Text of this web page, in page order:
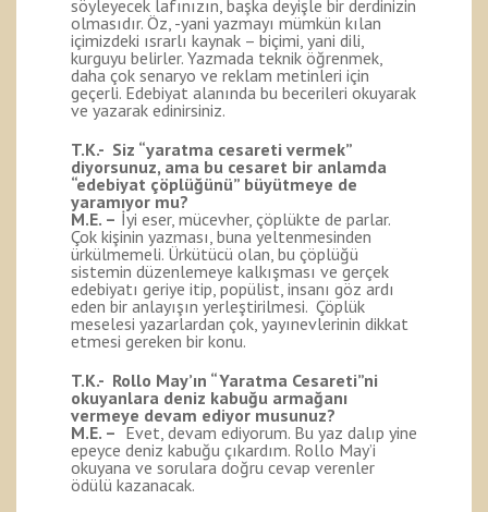
söyleyecek lafınızın, başka deyişle bir derdinizin
olmasıdır. Öz, -yani yazmayı mümkün kılan
içimizdeki ısrarlı kaynak – biçimi, yani dili,
kurguyu belirler. Yazmada teknik öğrenmek,
daha çok senaryo ve reklam metinleri için
geçerli. Edebiyat alanında bu becerileri okuyarak
ve yazarak edinirsiniz.
T.K.- Siz “yaratma cesareti vermek”
diyorsunuz, ama bu cesaret bir anlamda
“edebiyat çöplüğünü” büyütmeye de
yaramıyor mu?
M.E. – İyi eser, mücevher, çöplükte de parlar.
Çok kişinin yazması, buna yeltenmesinden
ürkülmemeli. Ürkütücü olan, bu çöplüğü
sistemin düzenlemeye kalkışması ve gerçek
edebiyatı geriye itip, popülist, insanı göz ardı
eden bir anlayışın yerleştirilmesi. Çöplük
meselesi yazarlardan çok, yayınevlerinin dikkat
etmesi gereken bir konu.
T.K.- Rollo May’ın “Yaratma Cesareti”ni
okuyanlara deniz kabuğu armağanı
vermeye devam ediyor musunuz?
M.E. – Evet, devam ediyorum. Bu yaz dalıp yine
epeyce deniz kabuğu çıkardım. Rollo May’i
okuyana ve sorulara doğru cevap verenler
ödülü kazanacak.